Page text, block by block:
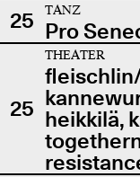
25
TANZ
Pro
25
THEATER
heikkilä,